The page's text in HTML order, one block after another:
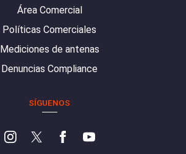
Área Comercial
Políticas Comerciales
Mediciones de antenas
Denuncias Compliance
SÍGUENOS